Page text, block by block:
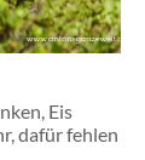
Eis
dafür fehlen